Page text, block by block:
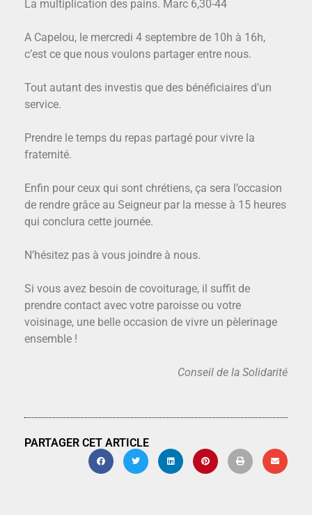
La multiplication des pains. Marc 6,30-44
A Capelou, le mercredi 4 septembre de 10h à 16h,
c’est ce que nous voulons partager entre nous.
Tout autant des investis que des bénéficiaires d’un
service.
Prendre le temps du repas partagé pour vivre la
fraternité.
Enfin pour ceux qui sont chrétiens, ça sera l’occasion
de rendre grâce au Seigneur par la messe à 15 heures
qui conclura cette journée.
N’hésitez pas à vous joindre à nous.
Si vous avez besoin de covoiturage, il suffit de
prendre contact avec votre paroisse ou votre
voisinage, une belle occasion de vivre un pèlerinage
ensemble !
Conseil de la Solidarité
PARTAGER CET ARTICLE